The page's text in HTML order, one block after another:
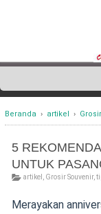
Beranda › artikel ›
5
UNTUK
artikel Grosir Souvenir,
Merayakan